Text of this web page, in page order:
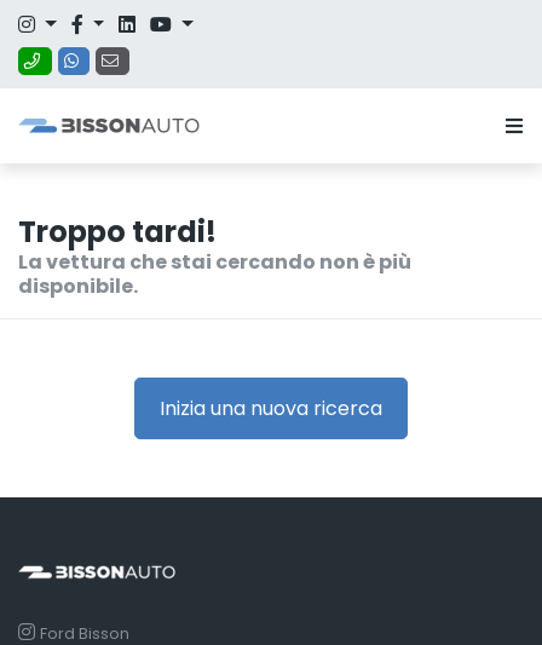
Troppo tardi!
La vettura che stai cercando non è più
disponibile.
Inizia una nuova ricerca
Ford Bisson